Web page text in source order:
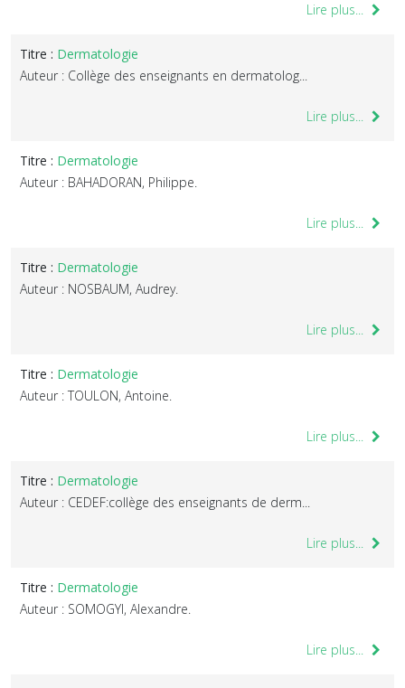
Lire plus...
Titre : Dermatologie
Auteur : Collège des enseignants en dermatolog...
Lire plus...
Titre : Dermatologie
Auteur : BAHADORAN, Philippe.
Lire plus...
Titre : Dermatologie
Auteur : NOSBAUM, Audrey.
Lire plus...
Titre : Dermatologie
Auteur : TOULON, Antoine.
Lire plus...
Titre : Dermatologie
Auteur : CEDEF:collège des enseignants de derm...
Lire plus...
Titre : Dermatologie
Auteur : SOMOGYI, Alexandre.
Lire plus...